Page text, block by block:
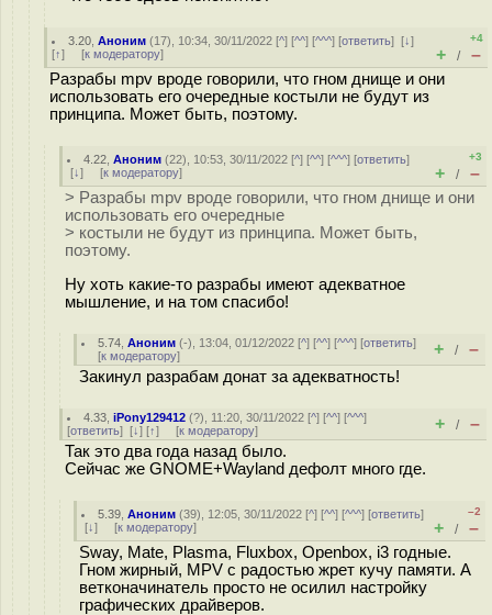
3.20 ,Аноним (17), 10:34, 30/11/2022 [^] [^^] [^^^] [ответить][↓]
[↑] [к модератору]
+4
+ / –
Разрабы mpv вроде говорили, что гном днище и они
использовать его очередные костыли не будут из
принципа. Может быть, поэтому.
4.22 ,Аноним (22), 10:53, 30/11/2022 [^] [^^] [^^^] [ответить]
[↓] [к модератору]
+3
+ / –
> Разрабы mpv вроде говорили, что гном днище и они
использовать его очередные
> костыли не будут из принципа. Может быть,
поэтому.
Ну хоть какие-то разрабы имеют адекватное
мышление, и на том спасибо!
5.74 ,Аноним (-), 13:04, 01/12/2022 [^] [^^] [^^^] [ответить]
[к модератору] + / –
Закинул разрабам донат за адекватность!
4.33 ,iPony129412 (?), 11:20, 30/11/2022 [^] [^^] [^^^]
[ответить] [↓] [↑] [к модератору] + / –
Так это два года назад было.
Сейчас же GNOME+Wayland дефолт много где.
5.39 ,Аноним (39), 12:05, 30/11/2022 [^] [^^] [^^^] [ответить]
[↓] [к модератору]
–2
+ / –
Sway, Mate, Plasma, Fluxbox, Openbox, i3 годные.
Гном жирный, MPV с радостью жрет кучу памяти. А
ветконачинатель просто не осилил настройку
графических драйверов.